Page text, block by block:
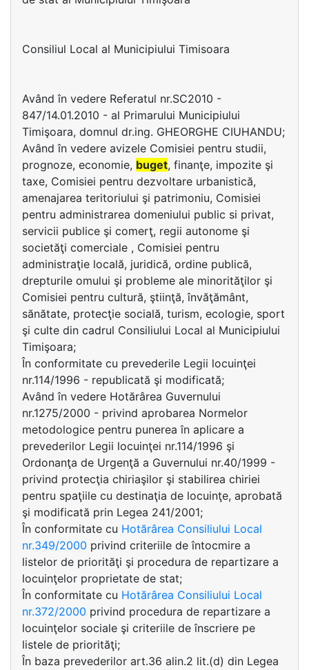
Consiliul Local al Municipiului Timisoara
Având în vedere Referatul nr.SC2010 -
847/14.01.2010 - al Primarului Municipiului
Timişoara, domnul dr.ing. GHEORGHE CIUHANDU;
Având în vedere avizele Comisiei pentru studii,
prognoze, economie, buget, finanţe, impozite şi
taxe, Comisiei pentru dezvoltare urbanistică,
amenajarea teritoriului şi patrimoniu, Comisiei
pentru administrarea domeniului public si privat,
servicii publice şi comerţ, regii autonome şi
societăţi comerciale , Comisiei pentru
administraţie locală, juridică, ordine publică,
drepturile omului şi probleme ale minorităţilor şi
Comisiei pentru cultură, ştiinţă, învăţământ,
sănătate, protecţie socială, turism, ecologie, sport
şi culte din cadrul Consiliului Local al Municipiului
Timişoara;
În conformitate cu prevederile Legii locuinţei
nr.114/1996 - republicată şi modificată;
Având în vedere Hotărârea Guvernului
nr.1275/2000 - privind aprobarea Normelor
metodologice pentru punerea în aplicare a
prevederilor Legii locuinţei nr.114/1996 şi
Ordonanţa de Urgenţă a Guvernului nr.40/1999 -
privind protecţia chiriaşilor şi stabilirea chiriei
pentru spaţiile cu destinaţia de locuinţe, aprobată
şi modificată prin Legea 241/2001;
În conformitate cu Hotărârea Consiliului Local
nr.349/2000 privind criteriile de întocmire a
listelor de priorităţi şi procedura de repartizare a
locuinţelor proprietate de stat;
În conformitate cu Hotărârea Consiliului Local
nr.372/2000 privind procedura de repartizare a
locuinţelor sociale şi criteriile de înscriere pe
listele de priorităţi;
În baza prevederilor art.36 alin.2 lit.(d) din Legea